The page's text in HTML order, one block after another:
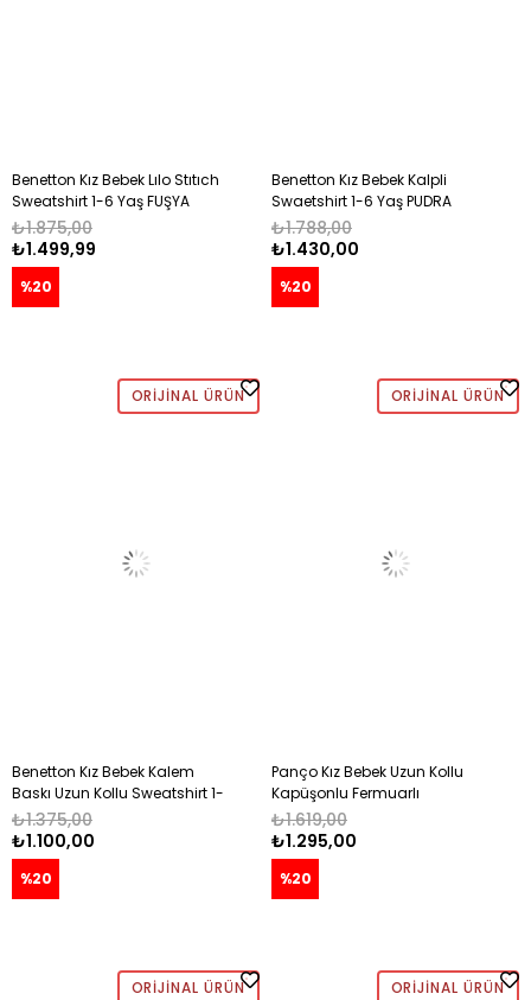
Benetton Kız Bebek Lılo Stıtıch
Sweatshirt 1-6 Yaş FUŞYA
₺1.499,99
₺1.875,00
%20
Benetton Kız Bebek Kalpli
Swaetshirt 1-6 Yaş PUDRA
₺1.430,00
₺1.788,00
%20
ORIJINAL ÜRÜN
Benetton Kız Bebek Kalem
Baskı Uzun Kollu Sweatshirt 1-
6 Yaş PEMBE
₺1.100,00
₺1.375,00
%20
ORIJINAL ÜRÜN
Panço Kız Bebek Uzun Kollu
Kapüşonlu Fermuarlı
Kapama Kalp Detaylı
Sweatshırt 0-5 Yaş BORDO
₺1.295,00
₺1.619,00
%20
ORIJINAL ÜRÜN ORIJINAL ÜRÜN